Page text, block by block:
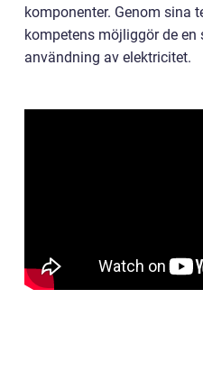
komponenter. Genom sina
kompetens möjliggör de en
användning av elektricitet.